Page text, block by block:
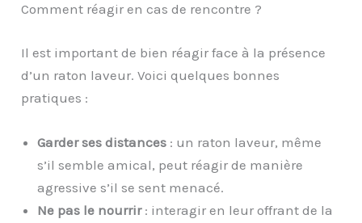
Comment réagir en cas de rencontre ?
Il est important de bien réagir face à la présence
d’un raton laveur. Voici quelques bonnes
pratiques :
Garder ses distances : un raton laveur, même
s’il semble amical, peut réagir de manière
agressive s’il se sent menacé.
Ne pas le nourrir: interagir en leur offrant de la